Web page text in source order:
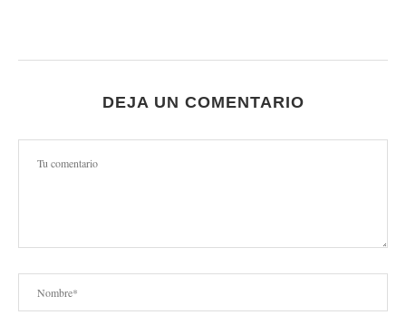
DEJA UN COMENTARIO